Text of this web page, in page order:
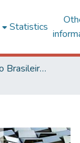
Statistics
SBQP - Simpósio Brasileiro de Qualidade do Projeto no Ambiente Construído